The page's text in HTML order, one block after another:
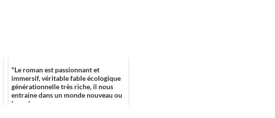
"Le roman est passionnant et
immersif, véritable fable écologique
générationnelle très riche, il nous
entraine dans un monde nouveau ou
les valeurs co...